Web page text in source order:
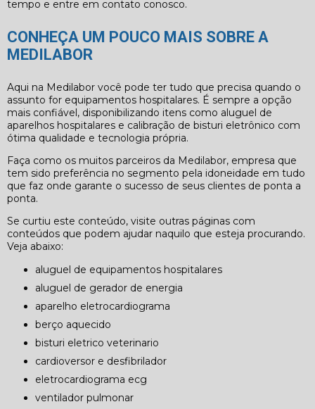
tempo e entre em contato conosco.
CONHEÇA UM POUCO MAIS SOBRE A
MEDILABOR
Aqui na Medilabor você pode ter tudo que precisa quando o
assunto for equipamentos hospitalares. É sempre a opção
mais confiável, disponibilizando itens como aluguel de
aparelhos hospitalares e calibração de bisturi eletrônico com
ótima qualidade e tecnologia própria.
Faça como os muitos parceiros da Medilabor, empresa que
tem sido preferência no segmento pela idoneidade em tudo
que faz onde garante o sucesso de seus clientes de ponta a
ponta.
Se curtiu este conteúdo, visite outras páginas com
conteúdos que podem ajudar naquilo que esteja procurando.
Veja abaixo:
aluguel de equipamentos hospitalares
aluguel de gerador de energia
aparelho eletrocardiograma
berço aquecido
bisturi eletrico veterinario
cardioversor e desfibrilador
eletrocardiograma ecg
ventilador pulmonar